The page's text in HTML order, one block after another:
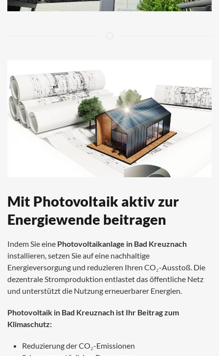
Mit Photovoltaik aktiv zur
Energiewende beitragen
Indem Sie eine Photovoltaikanlage in Bad Kreuznach
installieren, setzen Sie auf eine nachhaltige
Energieversorgung und reduzieren Ihren CO₂-Ausstoß. Die
dezentrale Stromproduktion entlastet das öffentliche Netz
und unterstützt die Nutzung erneuerbarer Energien.
Photovoltaik in Bad Kreuznach ist Ihr Beitrag zum
Klimaschutz:
Reduzierung der CO₂-Emissionen